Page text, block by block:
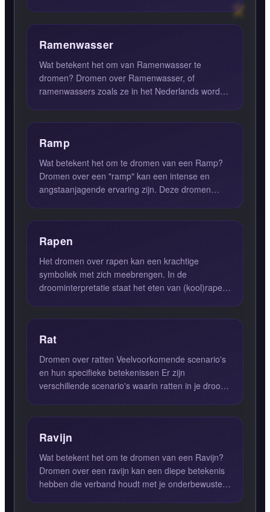
Ramenwasser
Wat betekent het om van Ramenwasser te
dromen? Dromen over Ramenwasser, of
ramenwassers zoals ze in het Nederlands worden
Ramp
Wat betekent het om te dromen van een Ramp?
Dromen over een "ramp" kan een intense en
angstaanjagende ervaring zijn. Deze dromen
Rapen
Het dromen over rapen kan een krachtige
symboliek met zich meebrengen. In de
droominterpretatie staat het eten van (kool)rapen
Rat
Dromen over ratten Veelvoorkomende scenario's
en hun specifieke betekenissen Er zijn
verschillende scenario's waarin ratten in je droom
Ravijn
Wat betekent het om te dromen van een Ravijn?
Dromen over een ravijn kan een diepe betekenis
hebben die verband houdt met je onderbewuste